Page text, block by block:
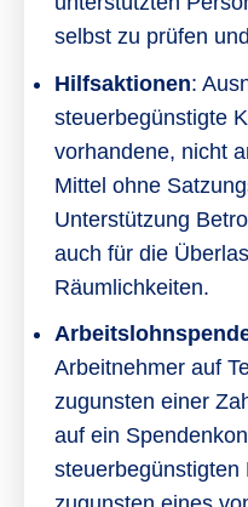
selbst zu prüfen
Hilfsaktionen:
steuerbegünstigte
vorhandene, nicht
Mittel ohne
Unterstützung
auch für die
Räumlichkeiten.
Arbeitnehmer auf
zugunsten einer
auf ein
steuerbegünstigten